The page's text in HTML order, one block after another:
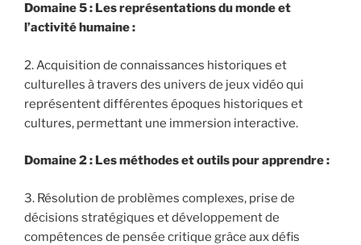
Domaine 5 : Les représentations du monde et
l’activité humaine :
2. Acquisition de connaissances historiques et
culturelles à travers des univers de jeux vidéo qui
représentent différentes époques historiques et
cultures, permettant une immersion interactive.
Domaine 2 : Les méthodes et outils pour apprendre :
3. Résolution de problèmes complexes, prise de
décisions stratégiques et développement de
compétences de pensée critique grâce aux défis